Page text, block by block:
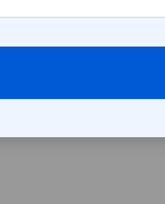
212 VIP